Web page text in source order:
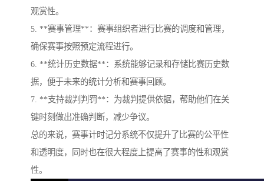
观赏性。
5. **赛事管理**：赛事组织者进行比赛的调度和管理，
确保赛事按照预定流程进行。
6. **统计历史数据**：系统能够记录和存储比赛历史数
据，便于未来的统计分析和赛事回顾。
7. **支持裁判判罚**：为裁判提供依据，帮助他们在关
键时刻做出准确判断，减少争议。
总的来说，赛事计时记分系统不仅提升了比赛的公平性
和透明度，同时也在很大程度上提高了赛事的性和观赏
性。